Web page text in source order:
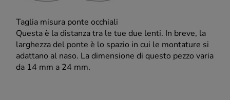
Taglia misura ponte occhiali
Questa è la distanza tra le tue due lenti. In breve, la
larghezza del ponte è lo spazio in cui le montature si
adattano al naso. La dimensione di questo pezzo varia
da 14 mm a 24 mm.